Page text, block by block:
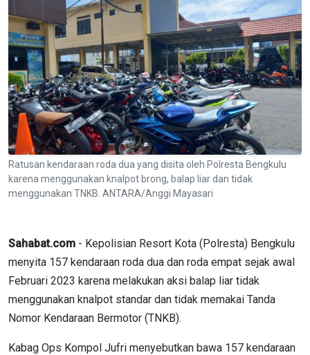
Ratusan kendaraan roda dua yang disita oleh Polresta Bengkulu
karena menggunakan knalpot brong, balap liar dan tidak
menggunakan TNKB. ANTARA/Anggi Mayasari
Sahabat.com - Kepolisian Resort Kota (Polresta) Bengkulu
menyita 157 kendaraan roda dua dan roda empat sejak awal
Februari 2023 karena melakukan aksi balap liar tidak
menggunakan knalpot standar dan tidak memakai Tanda
Nomor Kendaraan Bermotor (TNKB).
Kabag Ops Kompol Jufri menyebutkan bawa 157 kendaraan